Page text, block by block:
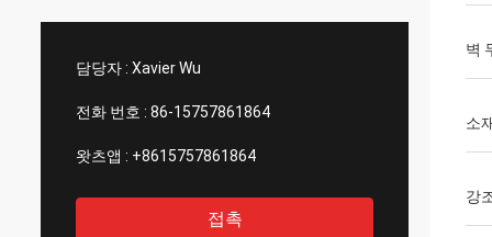
담당자 : Xavier Wu
전화 번호 : 86-15757861864
왓츠앱 : +8615757861864
접촉
벽
소
강